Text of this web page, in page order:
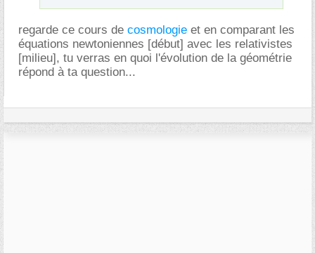
regarde ce cours de cosmologie et en comparant les
équations newtoniennes [début] avec les relativistes
[milieu], tu verras en quoi l'évolution de la géométrie
répond à ta question...